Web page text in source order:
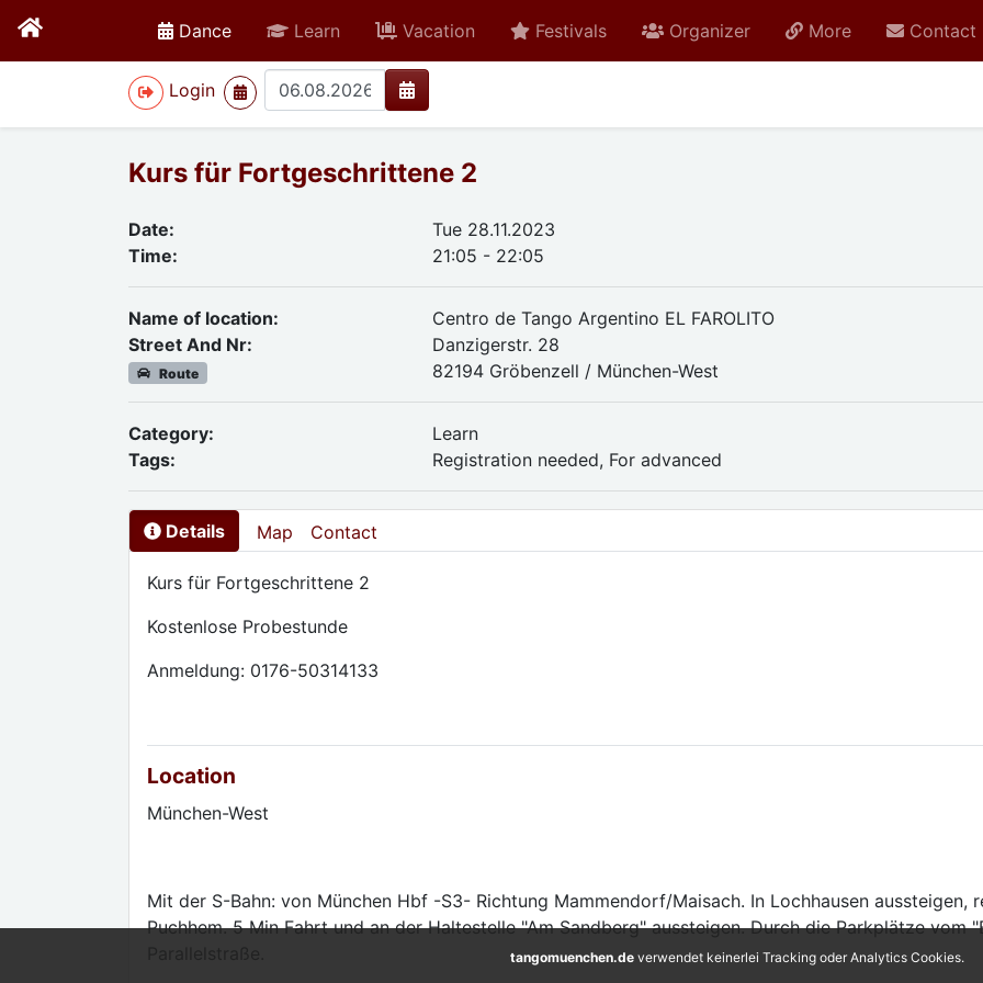
Danceactive Learn Vacation Festivals Organizer More Contact
Login
>
Kurs für Fortgeschrittene 2
Date:
Tue 28.11.2023
Time:
21:05 - 22:05
Name of location:
Centro de Tango Argentino EL FAROLITO
Street And Nr:
Route
Danzigerstr. 28
82194 Gröbenzell / München-West
Category:
Learn
Tags:
Registration needed, For advanced
Details Map Contact
Kurs für Fortgeschrittene 2
Kostenlose Probestunde
Anmeldung: 0176-50314133
Location
München-West
Mit der S-Bahn: von München Hbf -S3- Richtung Mammendorf/Maisach. In Lochhausen aussteigen,
Puchhem. 5 Min Fahrt und an der Haltestelle "Am Sandberg" aussteigen. Durch die Parkplätze vom
tangomuenchen.de verwendet keinerlei Tracking oder Analytics Cookies.